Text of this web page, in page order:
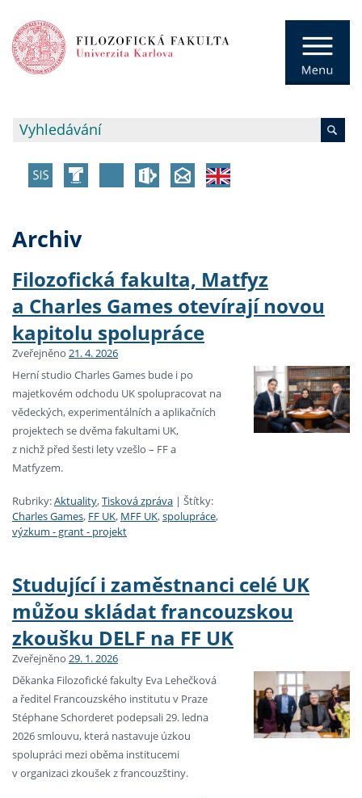
Archiv
Filozofická fakulta, Matfyz
a Charles Games otevírají novou
kapitolu spolupráce
Zveřejněno 21. 4. 2026
Herní studio Charles Games bude i po
majetkovém odchodu UK spolupracovat na
vědeckých, experimentálních a aplikačních
projektech se dvěma fakultami UK,
z nichž před šesti lety vzešlo – FF a
Matfyzem.
Rubriky:Aktuality,Tisková zpráva | Štítky:
Charles Games, FF UK, MFF UK,spolupráce,
výzkum - grant - projekt
Studující i zaměstnanci celé UK
můžou skládat francouzskou
zkoušku DELF na FF UK
Zveřejněno 29. 1. 2026
Děkanka Filozofické fakulty Eva Lehečková
a ředitel Francouzského institutu v Praze
Stéphane Schorderet podepsali 29. ledna
2026 smlouvu, která nastavuje úzkou
spolupráci mezi oběma institucemi
v organizaci zkoušek z francouzštiny.